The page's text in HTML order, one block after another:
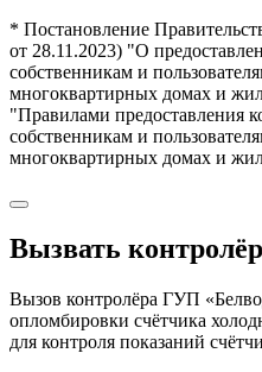
* Постановление
от 28.11.2023) "О
собственникам и
многоквартирных домах и
"Правилами предоставления
собственникам и
многоквартирных домах и
Вызвать
Вызов контролёра ГУП
опломбировки счётчика
для контроля показаний